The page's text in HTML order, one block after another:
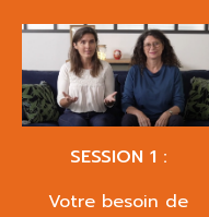
SESSION 1 :
Votre besoin de